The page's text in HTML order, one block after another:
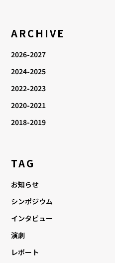
ARCHIVE
2026-2027
2024-2025
2022-2023
2020-2021
2018-2019
TAG
お知らせ
シンポジウム
インタビュー
演劇
レポート